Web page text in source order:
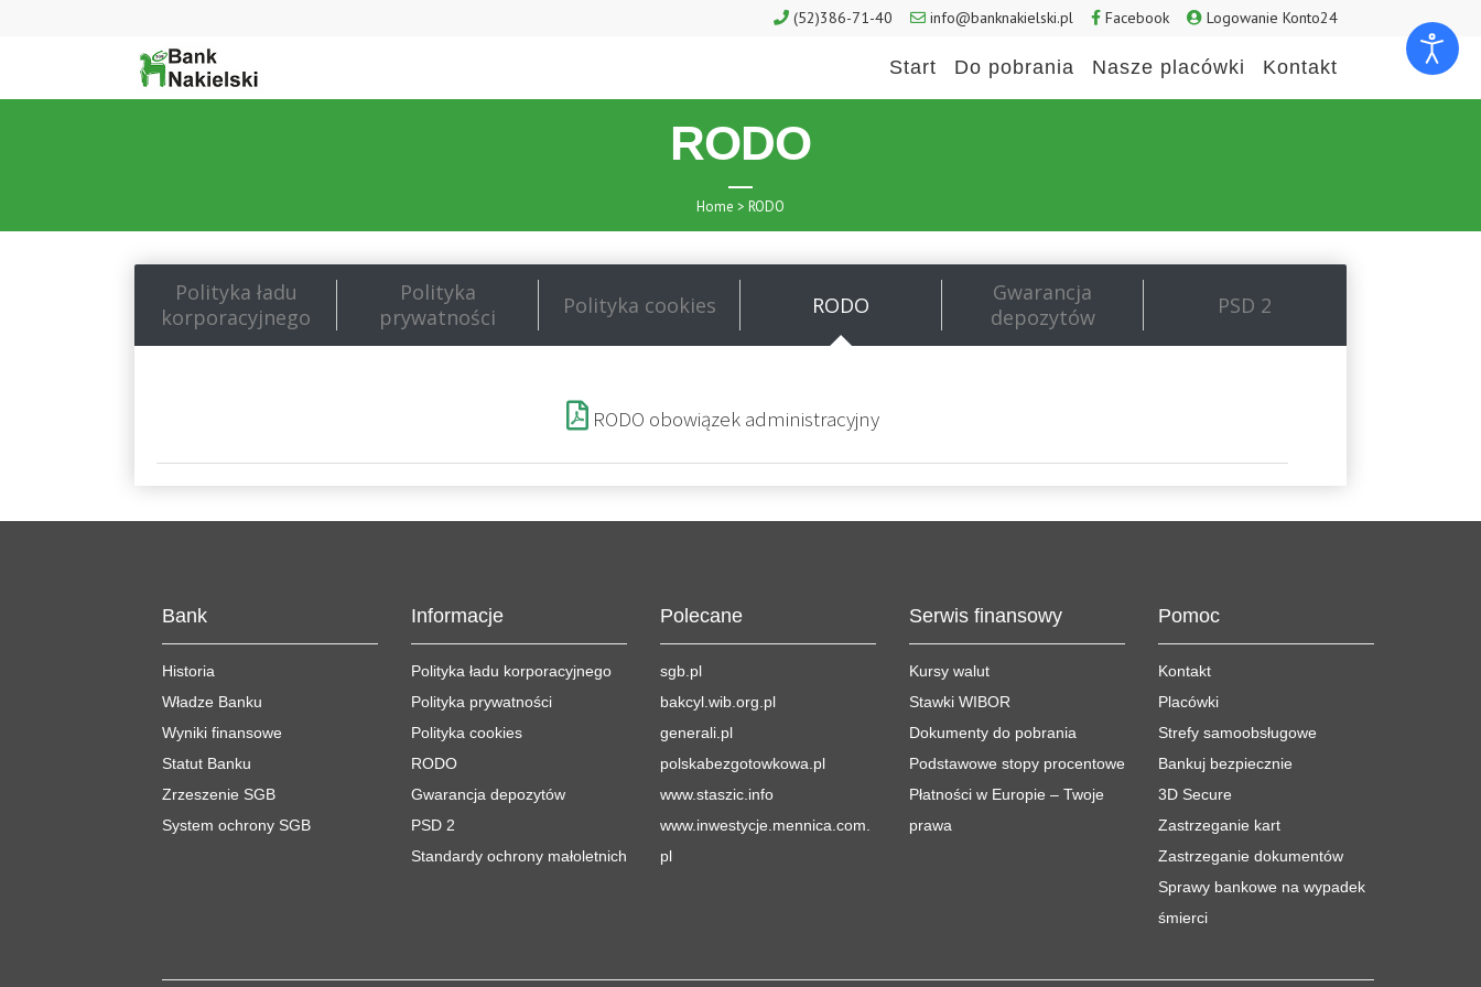
(52)386-71-40 info@banknakielski.pl Facebook Logowanie Konto24
Start Do pobrania Nasze placówki Kontakt
RODO
Home > RODO
Polityka ładu
korporacyjnego
Polityka
prywatności
Polityka cookies RODO
Gwarancja
depozytów
PSD 2
RODO obowiązek administracyjny
Bank
Historia
Władze Banku
Wyniki finansowe
Statut Banku
Zrzeszenie SGB
System ochrony SGB
Informacje
Polityka ładu korporacyjnego
Polityka prywatności
Polityka cookies
RODO
Gwarancja depozytów
PSD 2
Standardy ochrony małoletnich
Polecane
sgb.pl
bakcyl.wib.org.pl
generali.pl
polskabezgotowkowa.pl
www.staszic.info
www.inwestycje.mennica.com.
pl
Serwis finansowy
Kursy walut
Stawki WIBOR
Dokumenty do pobrania
Podstawowe stopy procentowe
Płatności w Europie – Twoje
prawa
Pomoc
Kontakt
Placówki
Strefy samoobsługowe
Bankuj bezpiecznie
3D Secure
Zastrzeganie kart
Zastrzeganie dokumentów
Sprawy bankowe na wypadek
śmierci